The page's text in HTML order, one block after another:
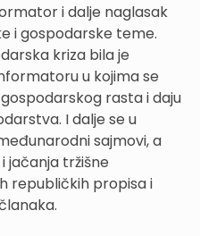
i dalje naglasak
i gospodarske teme.
kriza bila je
u kojima se
rasta i daju
I dalje se u
sajmovi, a
jačanja tržišne
republičkih propisa i